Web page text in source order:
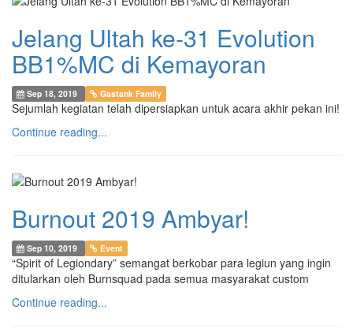
Jelang Ultah ke-31 Evolution
BB1%MC di Kemayoran
Sep 18, 2019 Gastank Family
Sejumlah kegiatan telah dipersiapkan untuk acara akhir pekan ini!
Continue reading...
Burnout 2019 Ambyar!
Sep 10, 2019 Event
“Spirit of Legiondary” semangat berkobar para legiun yang ingin
ditularkan oleh Burnsquad pada semua masyarakat custom
Continue reading...